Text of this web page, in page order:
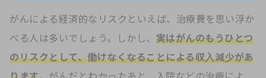
がんによる経済的なリスクといえば、治療費を思い浮か
べる人は多いでしょう。しかし、 実はがんのもうひとつ
のリスクとして、働けなくなることによる収入減少があ